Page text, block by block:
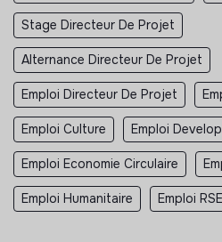
Stage Directeur De Projet
Alternance Directeur De Projet
Emploi Directeur De Projet
Emploi Culture Emploi
Emploi Economie Circulaire
Emploi Humanitaire Emploi RSE